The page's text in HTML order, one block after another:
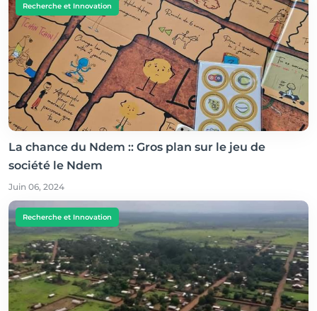
Recherche et Innovation
La chance du Ndem :: Gros plan sur le jeu de
société le Ndem
Juin 06, 2024
Recherche et Innovation